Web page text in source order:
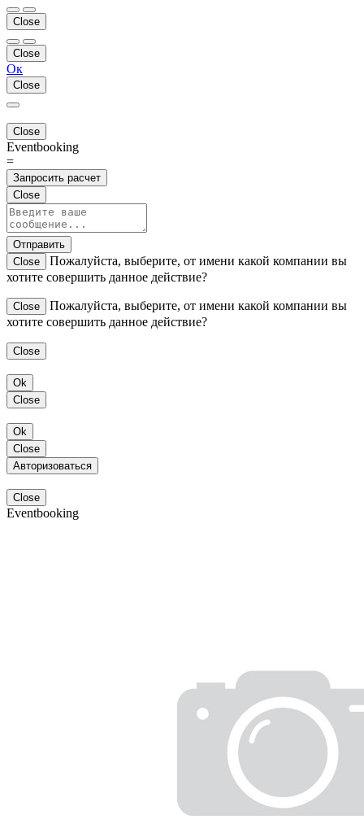
Close
Close
Ок
Close
Close
Eventbooking
=
Запросить расчет
Close
Отправить
Close
Пожалуйста, выберите, от имени какой компании вы
хотите совершить данное действие?
Close
Пожалуйста, выберите, от имени какой компании вы
хотите совершить данное действие?
Close
Ok
Close
Ok
Close
Авторизоваться
Close
Eventbooking